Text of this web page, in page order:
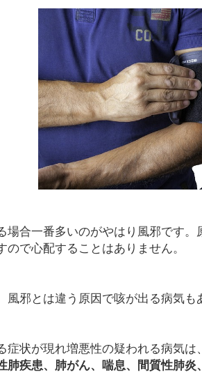
場合一番多いのがやはり風邪です
ので心配することはありません。
風邪とは違う原因で咳が出る病気も
症状が現れ増悪性の疑われる病気は、
肺疾患、肺がん、喘息、間質性肺炎